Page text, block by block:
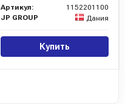
Артикул:
1152201100
JP GROUP
Дания
Купить